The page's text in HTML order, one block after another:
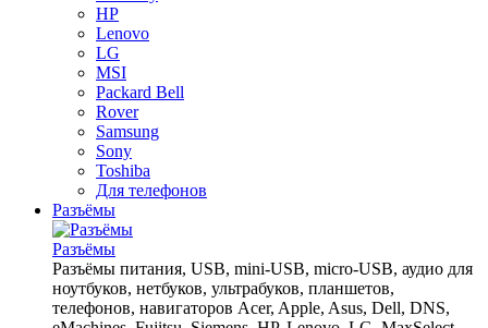
HP
Lenovo
LG
MSI
Packard Bell
Rover
Samsung
Sony
Toshiba
Для телефонов
Разъёмы
Разъёмы
Разъёмы питания, USB, mini-USB, micro-USB, аудио для
ноутбуков, нетбуков, ультрабуков, планшетов,
телефонов, навигаторов Acer, Apple, Asus, Dell, DNS,